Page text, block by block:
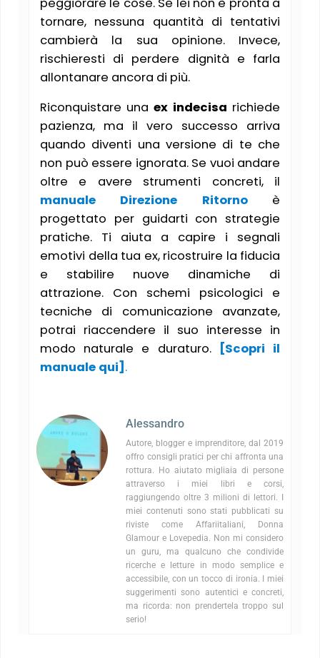
tornare, nessuna quantità di tentativi
cambierà la sua opinione. Invece,
rischieresti di perdere dignità e farla
allontanare ancora di più.
Riconquistare una ex indecisa richiede
pazienza, ma il vero successo arriva
quando diventi una versione di te che
non può essere ignorata. Se vuoi andare
oltre e avere strumenti concreti, il
manuale Direzione Ritornoè
progettato per guidarti con strategie
pratiche. Ti aiuta a capire i segnali
emotivi della tua ex, ricostruire la fiducia
e stabilire nuove dinamiche di
attrazione. Con schemi psicologici e
tecniche di comunicazione avanzate,
potrai riaccendere il suo interesse in
modo naturale e duraturo.
[Scopri il
manuale qui] .
Alessandro
Autore, blogger e imprenditore, dal 2019
offro consigli pratici per chi affronta una
rottura. Ho aiutato migliaia di persone
attraverso i miei libri e corsi,
raggiungendo oltre 3 milioni di lettori. I
miei contenuti sono stati pubblicati su
riviste come Affariitaliani, Donna
Glamour e Lovepedia. Non mi considero
un guru, ma qualcuno che condivide
ricerche e letture in modo semplice e
accessibile, con un tocco di ironia. I miei
suggerimenti sono autentici e concreti,
ma ricorda: non prendertela troppo sul
serio!